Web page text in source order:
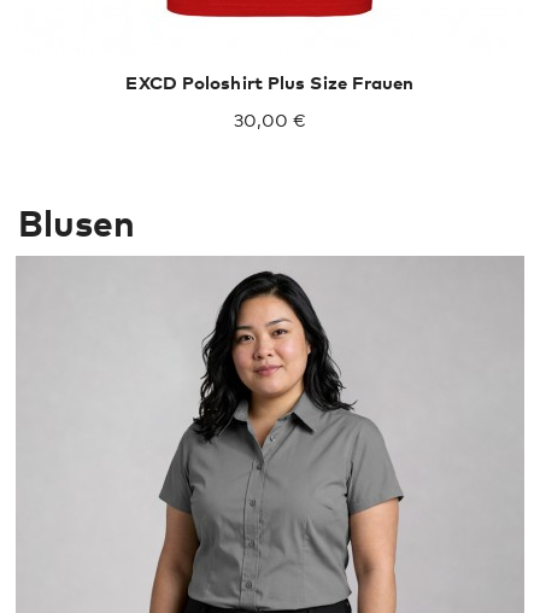
EXCD Poloshirt Plus Size Frauen
30,00 €
Blusen